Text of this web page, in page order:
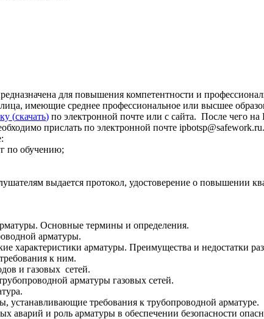
для повышения компетентности и
имеющие среднее профессиональное или высшее
(скачать) по электронной почте или с сайта. После чего
прислать по электронной почте ipbotsp@safework.ru.
по обучению;
выдается протокол, удостоверение о повышении
Основные термины и определения.
арматуры.
характеристики арматуры. Преимущества и недостатки
к ним.
и газовых сетей.
арматуры газовых сетей.
устанавливающие требования к трубопроводной арматуре.
и роль арматуры в обеспечении безопасности